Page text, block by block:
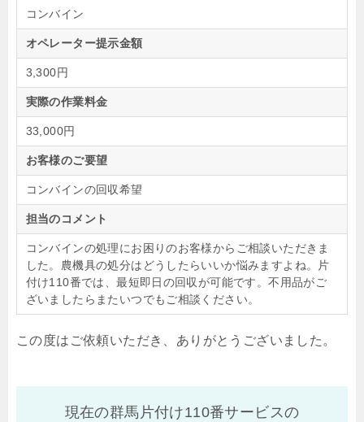
コンバイン
オペレーター提示金額
3,300円
実際の作業料金
33,000円
お客様のご要望
コンバインの回収希望
担当のコメント
コンバインの処理にお困りのお客様からご相談いただきま
した。農機具の処分はどうしたらいいか悩みますよね。片
付け110番では、最短即日の回収が可能です。不用品がご
ざいましたらまたいつでもご相談ください。
この度はご依頼いただき、ありがとうございました。
現在の群馬片付け110番サービスの